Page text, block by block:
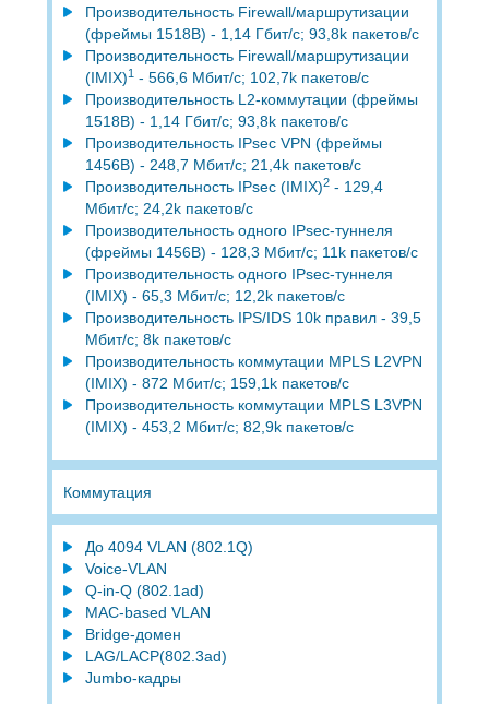
Производительность Firewall/маршрутизации
(фреймы 1518B) - 1,14 Гбит/с; 93,8k пакетов/с
Производительность Firewall/маршрутизации
(IMIX)1- 566,6 Мбит/с; 102,7k пакетов/с
Производительность L2-коммутации (фреймы
1518B) - 1,14 Гбит/с; 93,8k пакетов/с
Производительность IPsec VPN (фреймы
1456B) - 248,7 Мбит/с; 21,4k пакетов/с
Производительность IPsec (IMIX)2- 129,4
Мбит/с; 24,2k пакетов/с
Производительность одного IPsec-туннеля
(фреймы 1456В) - 128,3 Мбит/с; 11k пакетов/с
Производительность одного IPsec-туннеля
(IMIX) - 65,3 Мбит/с; 12,2k пакетов/с
Производительность IPS/IDS 10k правил - 39,5
Мбит/с; 8k пакетов/с
Производительность коммутации MPLS L2VPN
(IMIX) - 872 Мбит/с; 159,1k пакетов/с
Производительность коммутации MPLS L3VPN
(IMIX) - 453,2 Мбит/с; 82,9k пакетов/с
Коммутация
До 4094 VLAN (802.1Q)
Voice-VLAN
Q-in-Q (802.1ad)
MAC-based VLAN
Bridge-домен
LAG/LACP(802.3ad)
Jumbo-кадры